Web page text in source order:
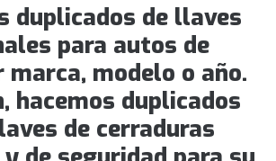
duplicados de llaves
para autos de
marca, modelo o año.
hacemos duplicados
de cerraduras